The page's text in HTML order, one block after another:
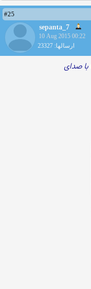
#25
sepanta_7
10 Aug 2015 00:22
ارسالها: 23327
با صدای